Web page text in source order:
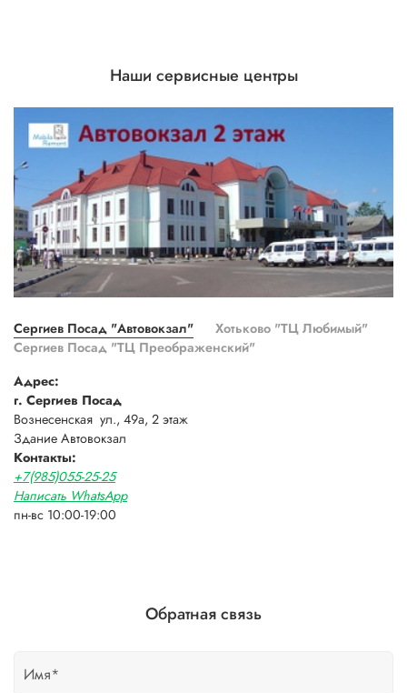
Наши сервисные центры
Сергиев Посад "Автовокзал"
Хотьково "ТЦ Любимый"
Сергиев Посад "ТЦ Преображенский"
Адрес:
г. Сергиев Посад
Вознесенская ул., 49а, 2 этаж
Здание Автовокзал
Контакты:
+7(985)055-25-25
Написать WhatsApp
пн-вс 10:00-19:00
Обратная связь